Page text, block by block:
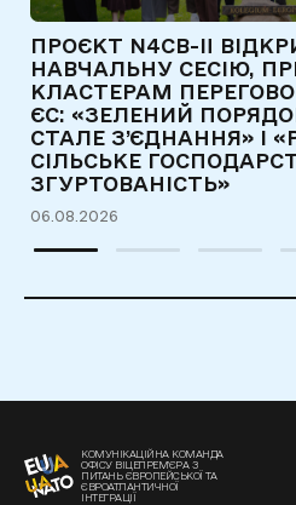
ПРОЄКТ N4CB-II
НАВЧАЛЬНУ СЕСІЮ,
КЛАСТЕРАМ
ЄС: «ЗЕЛЕНИЙ
СТАЛЕ З’ЄДНАННЯ» І
СІЛЬСЬКЕ
ЗГУРТОВАНІСТЬ»
06.08.2026
КОМУНІКАЦІЙНА КОМАНДА
ОФІСУ ВІЦЕПРЕМ'ЄРА З
ПИТАНЬ ЄВРОПЕЙСЬКОЇ ТА
ЄВРОАТЛАНТИЧНОЇ
ІНТЕГРАЦІЇ